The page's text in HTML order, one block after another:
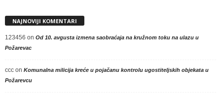
NAJNOVIJI KOMENTARI
123456 on Od 10. avgusta izmena saobraćaja na kružnom toku na ulazu u
Požarevac
ccc on Komunalna milicija kreće u pojačanu kontrolu ugostiteljskih objekata u
Požarevcu